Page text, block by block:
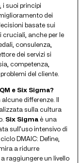
i suoi principi
dei
basate sui
cruciali, anche per le
consulenza,
dei servizi si
competenza,
del cliente.
e Six Sigma?
differenze. Il
sulla cultura
Six Sigma è una
sull’uso intensivo di
DMAIC: Define,
a ridurre
raggiungere un livello